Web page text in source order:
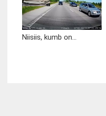
Niisiis, kumb on...